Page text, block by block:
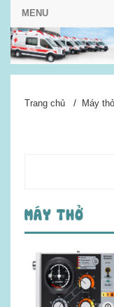
Trang chủ / Máy
MÁY THỞ